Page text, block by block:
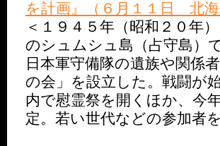
を計画』（６月１１日 北海
＜１９４５年（昭和２０年
のシュムシュ島（占守島）
日本軍守備隊の遺族や関係
の会」を設立した。戦闘が
内で慰霊祭を開くほか、今
定。若い世代などの参加者